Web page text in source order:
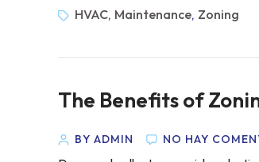
HVAC, Maintenance, Zoning
The Benefits of
BY ADMIN NO HAY